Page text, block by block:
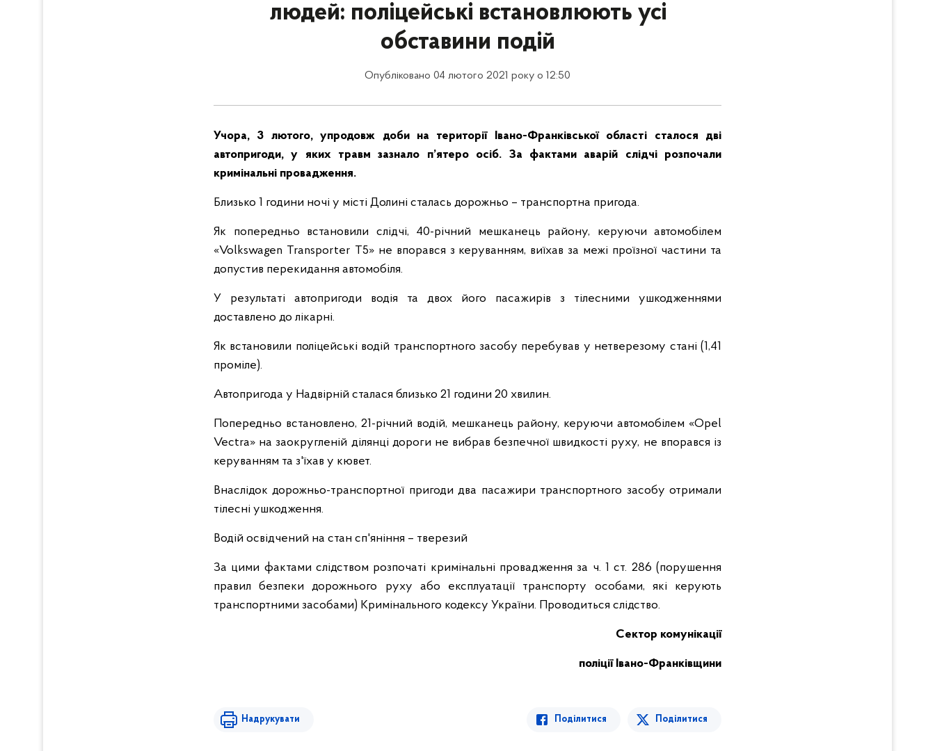
людей: поліцейські встановлюють усі
обставини подій
Опубліковано 04 лютого 2021 року о 12:50
Учора, 3 лютого, упродовж доби на території Івано-Франківської області сталося дві
автопригоди, у яких травм зазнало п’ятеро осіб. За фактами аварій слідчі розпочали
кримінальні провадження.
Близько 1 години ночі у місті Долині сталась дорожньо – транспортна пригода.
Як попередньо встановили слідчі, 40-річний мешканець району, керуючи автомобілем
«Volkswagen Transporter Т5» не впорався з керуванням, виїхав за межі проїзної частини та
допустив перекидання автомобіля.
У результаті автопригоди водія та двох його пасажирів з тілесними ушкодженнями
доставлено до лікарні.
Як встановили поліцейські водій транспортного засобу перебував у нетверезому стані (1,41
проміле).
Автопригода у Надвірній сталася близько 21 години 20 хвилин.
Попередньо встановлено, 21-річний водій, мешканець району, керуючи автомобілем «Opel
Vectra» на заокругленій ділянці дороги не вибрав безпечної швидкості руху, не впорався із
керуванням та з'їхав у кювет.
Внаслідок дорожньо-транспортної пригоди два пасажири транспортного засобу отримали
тілесні ушкодження.
Водій освідчений на стан сп'яніння – тверезий
За цими фактами слідством розпочаті кримінальні провадження за ч. 1 ст. 286 (порушення
правил безпеки дорожнього руху або експлуатації транспорту особами, які керують
транспортними засобами) Кримінального кодексу України. Проводиться слідство.
Сектор комунікації
поліції Івано-Франківщини
Надрукувати Поділитися Поділитися